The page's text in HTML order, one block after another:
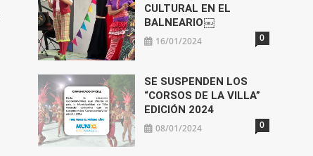
CULTURAL EN EL
BALNEARIO￼
16/01/2024 0
SE SUSPENDEN LOS
“CORSOS DE LA VILLA”
EDICIÓN 2024
08/01/2024 0